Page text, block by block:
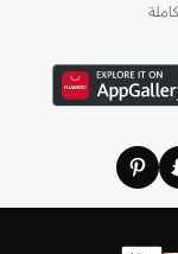
على كافة القطع الأساسية.
والبيجامات من علامات
تضم كل ما تحتاجينه،